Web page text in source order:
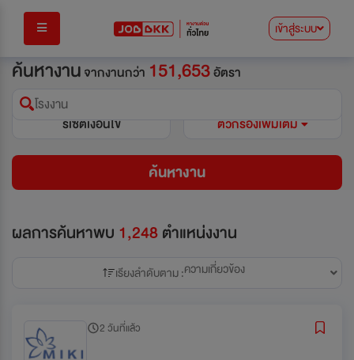
เข้าสู่ระบบ
ค้นหางานจากงานกว่า 151,653อัตรา
โรงงาน
รีเซ็ตเงื่อนไข
ตัวกรองเพิ่มเติม
ค้นหางาน
ผลการค้นหาพบ 1,248ตำแหน่งงาน
เรียงลำดับตาม :ความเกี่ยวข้อง
2 วันที่แล้ว